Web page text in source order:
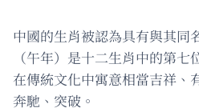
中國的生肖被認為具有與其同
（午年）是十二生肖中的第七
在傳統文化中寓意相當吉祥、
奔馳、突破。